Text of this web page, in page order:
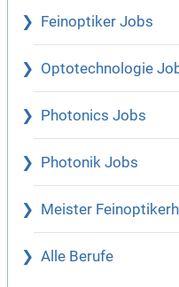
Feinoptiker Jobs
Optotechnologie
Photonics Jobs
Photonik Jobs
Meister
Alle Berufe